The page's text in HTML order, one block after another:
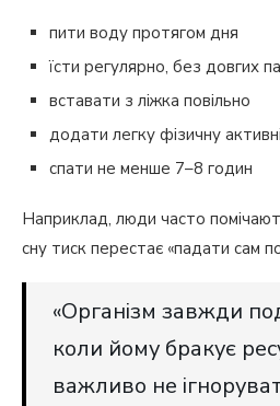
пити воду протягом дня
їсти регулярно, без довгих
вставати з ліжка повільно
додати легку фізичну
спати не менше 7–8 годин
Наприклад, люди часто
сну тиск перестає «падати сам
«Організм завжди
коли йому бракує
важливо не